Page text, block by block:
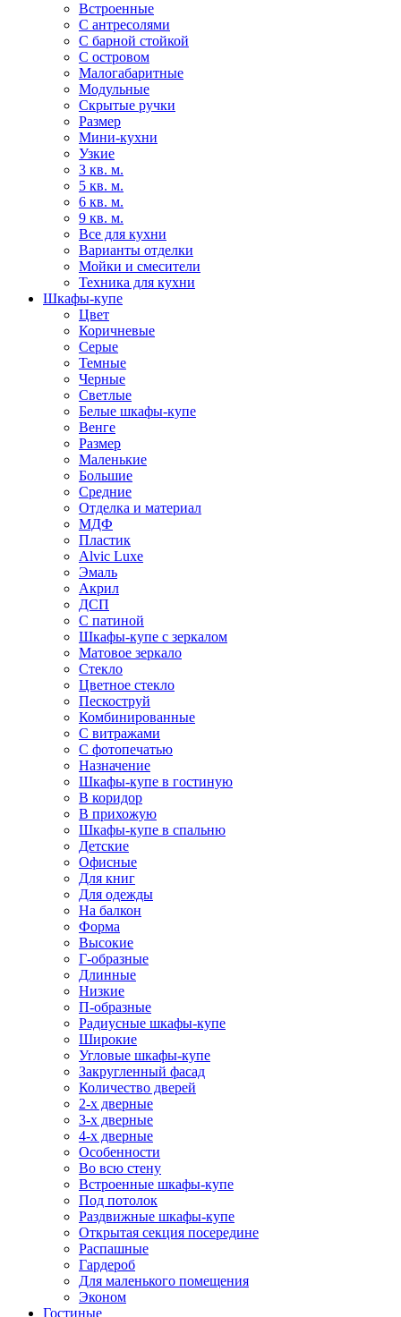
Встроенные
С антресолями
С барной стойкой
С островом
Малогабаритные
Модульные
Скрытые ручки
Размер
Мини-кухни
Узкие
3 кв. м.
5 кв. м.
6 кв. м.
9 кв. м.
Все для кухни
Варианты отделки
Мойки и смесители
Техника для кухни
Шкафы-купе
Цвет
Коричневые
Серые
Темные
Черные
Светлые
Белые шкафы-купе
Венге
Размер
Маленькие
Большие
Средние
Отделка и материал
МДФ
Пластик
Alvic Luxe
Эмаль
Акрил
ДСП
С патиной
Шкафы-купе с зеркалом
Матовое зеркало
Стекло
Цветное стекло
Пескоструй
Комбинированные
С витражами
С фотопечатью
Назначение
Шкафы-купе в гостиную
В коридор
В прихожую
Шкафы-купе в спальню
Детские
Офисные
Для книг
Для одежды
На балкон
Форма
Высокие
Г-образные
Длинные
Низкие
П-образные
Радиусные шкафы-купе
Широкие
Угловые шкафы-купе
Закругленный фасад
Количество дверей
2-х дверные
3-х дверные
4-х дверные
Особенности
Во всю стену
Встроенные шкафы-купе
Под потолок
Раздвижные шкафы-купе
Открытая секция посередине
Распашные
Гардероб
Для маленького помещения
Эконом
Гостиные